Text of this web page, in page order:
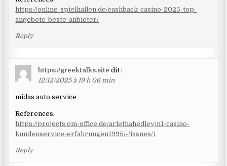
https://online-spielhallen.de/cashback-casino-2025-top-
angebote-beste-anbieter/
Reply
https://greektalks.site dit :
12/12/2025 à 19 h 06 min
midas auto service
References:
https://projects.om-office.de/arlethahedley/n1-casino-
kundenservice-erfahrungen1995/-/issues/1
Reply